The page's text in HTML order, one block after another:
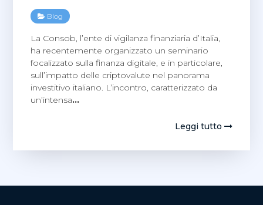
Blog
La Consob, l’ente di vigilanza finanziaria d’Italia,
ha recentemente organizzato un seminario
focalizzato sulla finanza digitale, e in particolare,
sull’impatto delle criptovalute nel panorama
investitivo italiano. L’incontro, caratterizzato da
un’intensa…
Leggi tutto